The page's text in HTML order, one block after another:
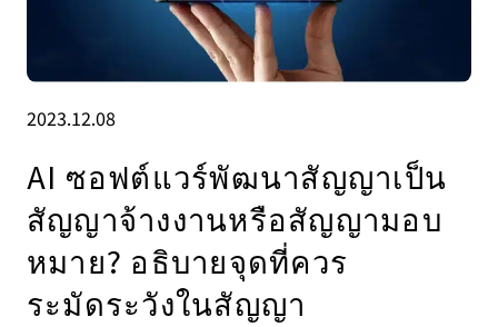
2023.12.08
AI ซอฟต์แวร์พัฒนาสัญญาเป็น
สัญญาจ้างงานหรือสัญญามอบ
หมาย? อธิบายจุดที่ควร
ระมัดระวังในสัญญา